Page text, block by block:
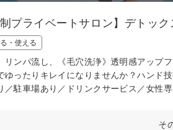
制プライベートサロン】デトッ
・使える
リンパ流し、《毛穴洗浄》透明感アップ
ゆったりキレイになりませんか？ハンド
／駐車場あり／ドリンクサービス／女性専
そ